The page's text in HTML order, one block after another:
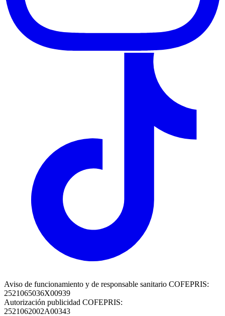
Aviso de funcionamiento y de responsable sanitario COFEPRIS:
2521065036X00939
Autorización publicidad COFEPRIS:
2521062002A00343